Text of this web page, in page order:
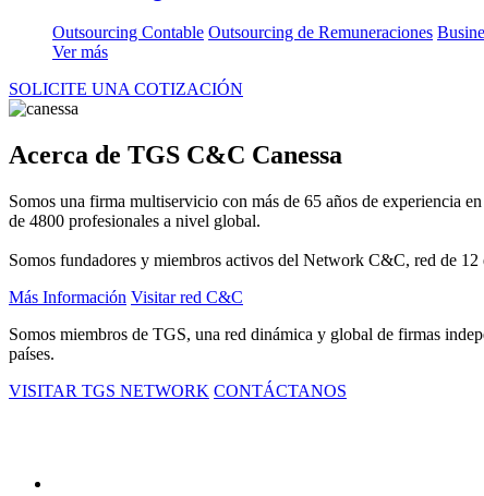
Outsourcing Contable Outsourcing de Remuneraciones
Ver más
SOLICITE UNA COTIZACIÓN
Acerca de TGS C&C Canessa
Somos una firma multiservicio con más de 65 años de experiencia
de 4800 profesionales a nivel global.
Somos fundadores y miembros activos del Network C&C, red de
Más Información Visitar red C&C
Somos miembros de TGS, una red dinámica y global de firmas
países.
VISITAR TGS NETWORK CONTÁCTANOS